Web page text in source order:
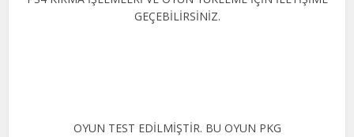
GEÇEBİLİRSİNİZ.
OYUN TEST EDİLMİŞTİR. BU OYUN PKG